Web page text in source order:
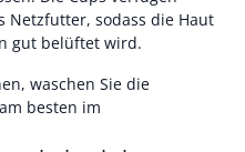
Netzfutter, sodass die Haut
gut belüftet wird.
waschen Sie die
besten im